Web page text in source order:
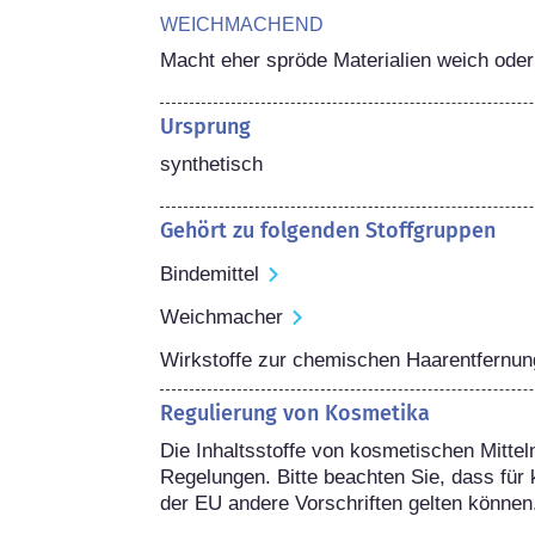
WEICHMACHEND
Macht eher spröde Materialien weich
Ursprung
synthetisch
Gehört zu folgenden Stoffgruppen
Bindemittel
Weichmacher
Wirkstoffe zur chemischen
Regulierung von Kosmetika
Die Inhaltsstoffe von kosmetischen
Regelungen. Bitte beachten Sie, dass
der EU andere Vorschriften gelten